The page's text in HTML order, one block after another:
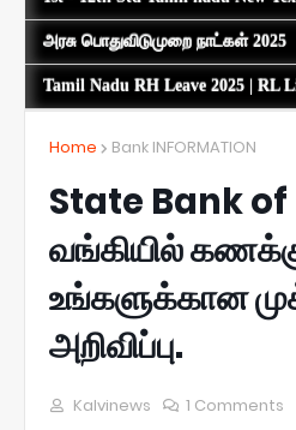
அரசு பொதுவிடுமுறை நாட்கள் 2025
Tamil Nadu RH Leave 2025 | RL
Home Bank INFORMATION
State Bank
வங்கியில்
உங்களுக்கான
அறிவிப்பு.
Kalvinews 1 Comments